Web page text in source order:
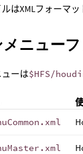
はXMLフォーマッ
メニュー
ーは$HFS/